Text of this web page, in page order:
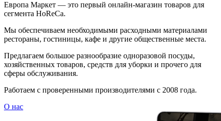
Европа Маркет — это первый онлайн-магазин товаров для
сегмента HoReCa.
Мы обеспечиваем необходимыми расходными материалами
рестораны, гостиницы, кафе и другие общественные места.
Предлагаем большое разнообразие одноразовой посуды,
хозяйственных товаров, средств для уборки и прочего для
сферы обслуживания.
Работаем с проверенными производителями с 2008 года.
О нас